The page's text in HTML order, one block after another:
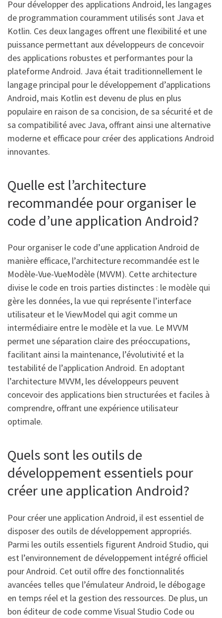
Pour développer des applications Android, les langages
de programmation couramment utilisés sont Java et
Kotlin. Ces deux langages offrent une flexibilité et une
puissance permettant aux développeurs de concevoir
des applications robustes et performantes pour la
plateforme Android. Java était traditionnellement le
langage principal pour le développement d’applications
Android, mais Kotlin est devenu de plus en plus
populaire en raison de sa concision, de sa sécurité et de
sa compatibilité avec Java, offrant ainsi une alternative
moderne et efficace pour créer des applications Android
innovantes.
Quelle est l’architecture
recommandée pour organiser le
code d’une application Android?
Pour organiser le code d’une application Android de
manière efficace, l’architecture recommandée est le
Modèle-Vue-VueModèle (MVVM). Cette architecture
divise le code en trois parties distinctes : le modèle qui
gère les données, la vue qui représente l’interface
utilisateur et le ViewModel qui agit comme un
intermédiaire entre le modèle et la vue. Le MVVM
permet une séparation claire des préoccupations,
facilitant ainsi la maintenance, l’évolutivité et la
testabilité de l’application Android. En adoptant
l’architecture MVVM, les développeurs peuvent
concevoir des applications bien structurées et faciles à
comprendre, offrant une expérience utilisateur
optimale.
Quels sont les outils de
développement essentiels pour
créer une application Android?
Pour créer une application Android, il est essentiel de
disposer des outils de développement appropriés.
Parmi les outils essentiels figurent Android Studio, qui
est l’environnement de développement intégré officiel
pour Android. Cet outil offre des fonctionnalités
avancées telles que l’émulateur Android, le débogage
en temps réel et la gestion des ressources. De plus, un
bon éditeur de code comme Visual Studio Code ou